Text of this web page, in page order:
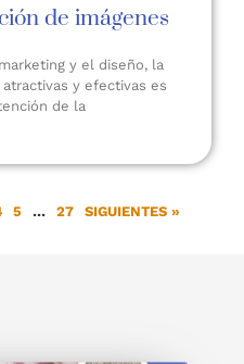
de imágenes
y el diseño, la
y efectivas es
de la
5 … 27 SIGUIENTES »